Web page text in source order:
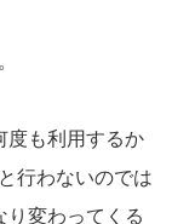
度も利用するか
行わないのでは
り変わってくる